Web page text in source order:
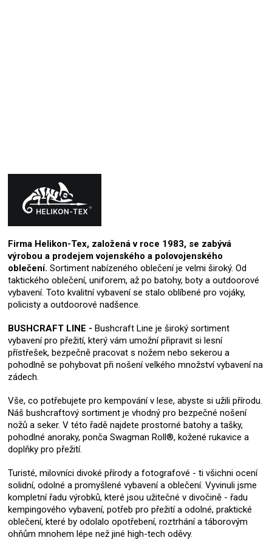
Firma Helikon-Tex, založená v roce 1983, se zabývá
výrobou a prodejem vojenského a polovojenského
oblečení. Sortiment nabízeného oblečení je velmi široký. Od
taktického oblečení, uniforem, až po batohy, boty a outdoorové
vybavení. Toto kvalitní vybavení se stalo oblíbené pro vojáky,
policisty a outdoorové nadšence.
BUSHCRAFT LINE - Bushcraft Line je široký sortiment
vybavení pro přežití, který vám umožní připravit si lesní
přístřešek, bezpečně pracovat s nožem nebo sekerou a
pohodlně se pohybovat při nošení velkého množství vybavení na
zádech.
Vše, co potřebujete pro kempování v lese, abyste si užili přírodu.
Náš bushcraftový sortiment je vhodný pro bezpečné nošení
nožů a seker. V této řadě najdete prostorné batohy a tašky,
pohodlné anoraky, ponča Swagman Roll®, kožené rukavice a
doplňky pro přežití.
Turisté, milovníci divoké přírody a fotografové - ti všichni ocení
solidní, odolné a promyšlené vybavení a oblečení. Vyvinuli jsme
kompletní řadu výrobků, které jsou užitečné v divočině - řadu
kempingového vybavení, potřeb pro přežití a odolné, praktické
oblečení, které by odolalo opotřebení, roztrhání a táborovým
ohňům mnohem lépe než jiné high-tech oděvy.